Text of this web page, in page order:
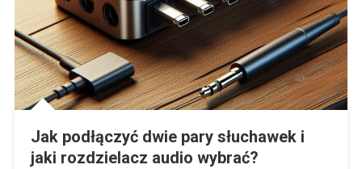
Jak podłączyć dwie pary słuchawek i
jaki rozdzielacz audio wybrać?